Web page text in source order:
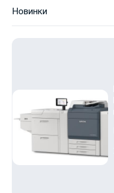
280000 ₸.
Новинки